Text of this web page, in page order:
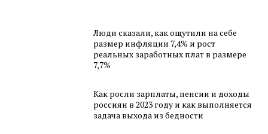
Люди сказали, как ощутили на себе
размер инфляции 7,4% и рост
реальных заработных плат в размере
7,7%
Как росли зарплаты, пенсии и доходы
россиян в 2023 году и как выполняется
задача выхода из бедности